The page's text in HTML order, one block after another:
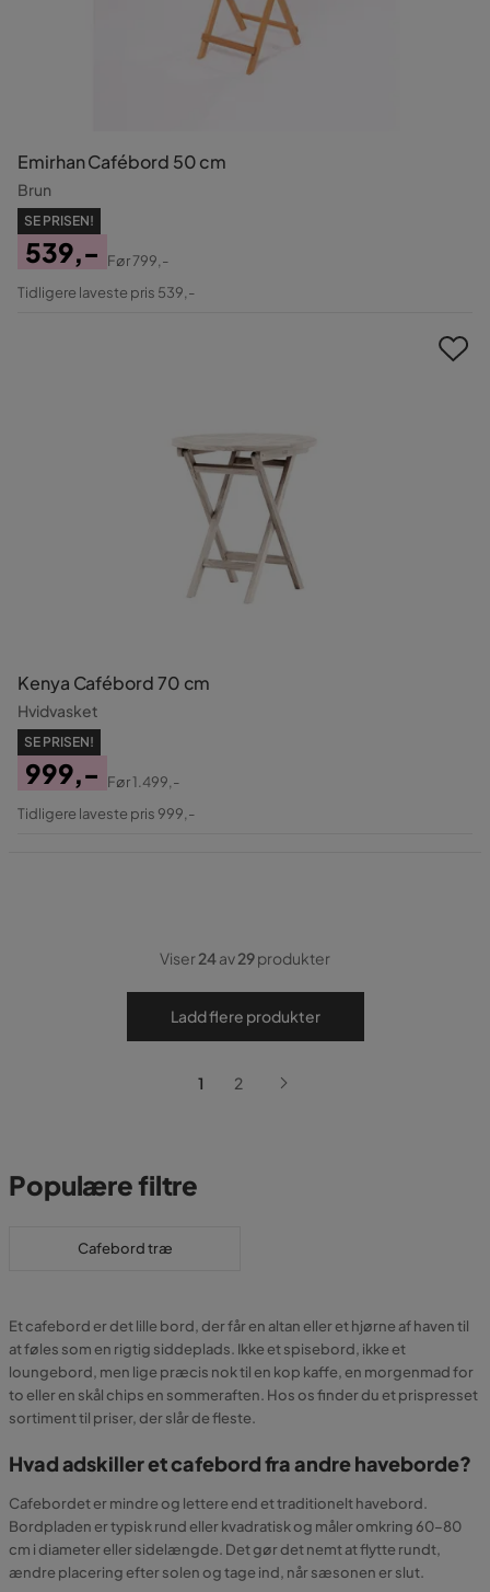
Emirhan Cafébord 50 cm
Brun
SE PRISEN!
Pris
539,-
Original
Før799,-
Tidligere laveste pris 539,-
Kenya Cafébord 70 cm
Hvidvasket
SE PRISEN!
Pris
999,-
Original
Før1.499,-
Tidligere laveste pris 999,-
Viser24av29produkter
Ladd flere produkter
1 2
Populære filtre
Cafebord træ
Et cafebord er det lille bord, der får en altan eller et hjørne af haven til
at føles som en rigtig siddeplads. Ikke et spisebord, ikke et
loungebord, men lige præcis nok til en kop kaffe, en morgenmad for
to eller en skål chips en sommeraften. Hos os finder du et prispresset
sortiment til priser, der slår de fleste.
Hvad adskiller et cafebord fra andre haveborde?
Cafebordet er mindre og lettere end et traditionelt havebord.
Bordpladen er typisk rund eller kvadratisk og måler omkring 60–80
cm i diameter eller sidelængde. Det gør det nemt at flytte rundt,
ændre placering efter solen og tage ind, når sæsonen er slut.